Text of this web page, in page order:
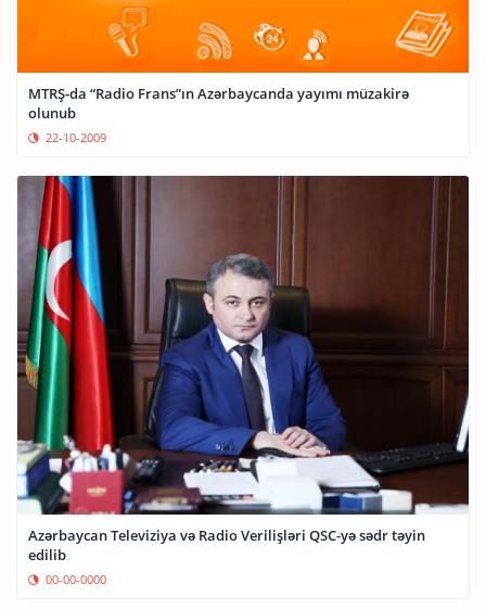
MTRŞ-da “Radio Frans”ın Azərbaycanda yayımı müzakirə
olunub
22-10-2009
Azərbaycan Televiziya və Radio Verilişləri QSC-yə sədr təyin
edilib
00-00-0000